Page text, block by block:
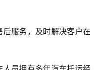
服务，及时解决客户在